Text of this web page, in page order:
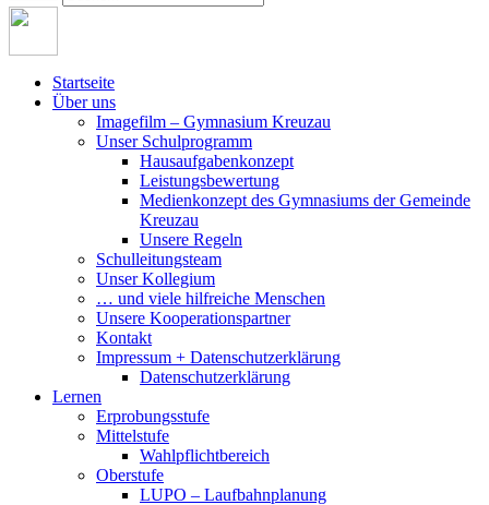
Startseite
Über uns
Imagefilm – Gymnasium Kreuzau
Unser Schulprogramm
Hausaufgabenkonzept
Leistungsbewertung
Medienkonzept des Gymnasiums der Gemeinde
Kreuzau
Unsere Regeln
Schulleitungsteam
Unser Kollegium
… und viele hilfreiche Menschen
Unsere Kooperationspartner
Kontakt
Impressum + Datenschutzerklärung
Datenschutzerklärung
Lernen
Erprobungsstufe
Mittelstufe
Wahlpflichtbereich
Oberstufe
LUPO – Laufbahnplanung